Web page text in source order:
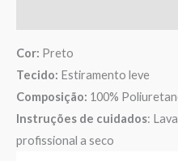
Cor: Preto
Tecido: Estiramento leve
Composição: 100%
Instruções de cuidados:
profissional a seco